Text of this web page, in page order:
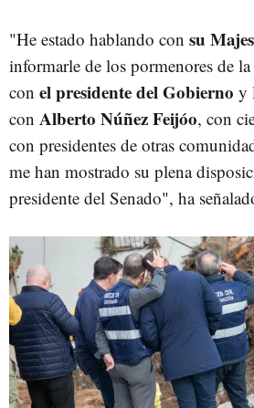
"He estado hablando con su
informarle de los pormenores de la
con el presidente del Gobierno y
con Alberto Núñez Feijóo, con
con presidentes de otras
me han mostrado su plena
presidente del Senado", ha